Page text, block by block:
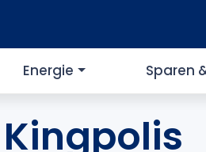
Energie Sparen
Kingpolis